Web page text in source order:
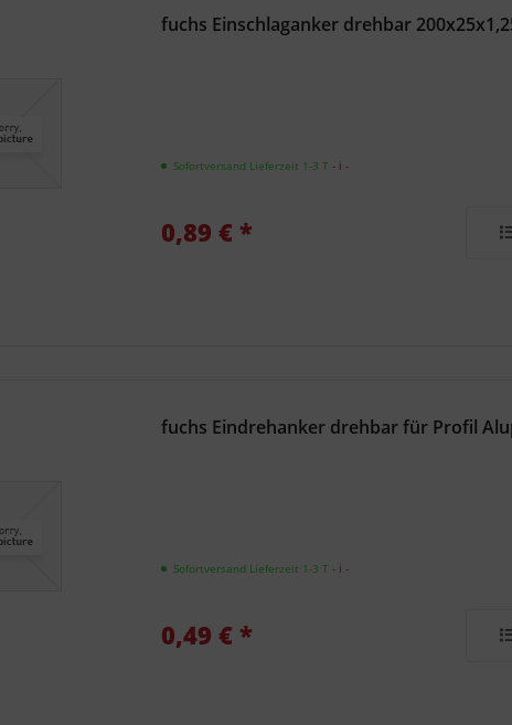
fuchs Einschlaganker drehbar
Sofortversand Lieferzeit 1-3 T- ℹ -
0,89 € *
fuchs Eindrehanker drehbar für Profil
Sofortversand Lieferzeit 1-3 T- ℹ -
0,49 € *